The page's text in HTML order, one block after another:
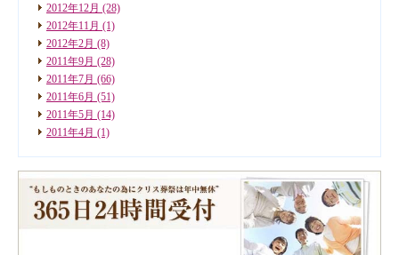
2012年12月 (28)
2012年11月 (1)
2012年2月 (8)
2011年9月 (28)
2011年7月 (66)
2011年6月 (51)
2011年5月 (14)
2011年4月 (1)